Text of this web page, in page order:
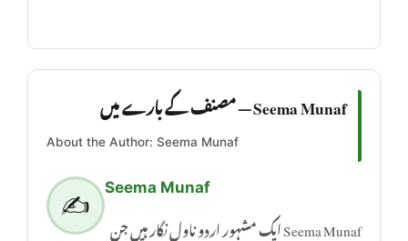
Seema Munaf — مصنف کے بارے میں
About the Author: Seema Munaf
✍️
Seema Munaf
Seema Munaf ایک مشہور اردو ناول نگار ہیں جن